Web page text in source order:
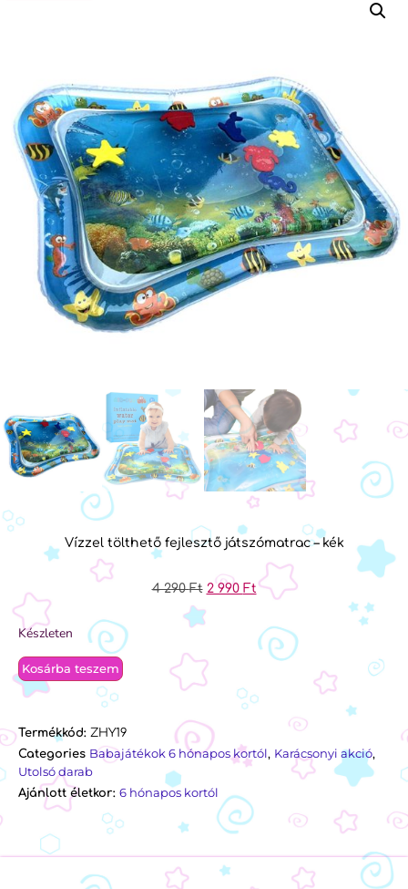
Vízzel tölthető fejlesztő játszómatrac – kék
4 290Ft 2 990 Ft
Készleten
Kosárba teszem
Termékkód: ZHY19
Categories Babajátékok 6 hónapos kortól, Karácsonyi akció,
Utolsó darab
Ajánlott életkor: 6 hónapos kortól